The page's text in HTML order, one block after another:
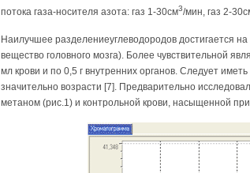
потока газа-носителя азота: газ 1-30см3/мин, газ 2-
Наилучшее разделениеуглеводородов достигается
вещество головного мозга). Более чувствительной
мл крови и по 0,5 г внутренних органов. Следует
значительно возрасти [7]. Предварительно
метаном (рис.1) и контрольной крови, насыщенной